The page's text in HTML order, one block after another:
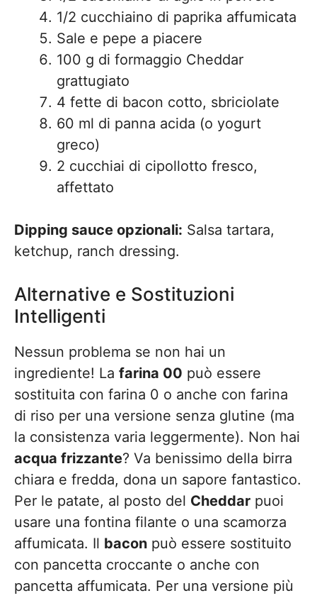
1/2 cucchiaino di paprika affumicata
Sale e pepe a piacere
100 g di formaggio Cheddar
grattugiato
4 fette di bacon cotto, sbriciolate
60 ml di panna acida (o yogurt
greco)
2 cucchiai di cipollotto fresco,
affettato
Dipping sauce opzionali: Salsa tartara,
ketchup, ranch dressing.
Alternative e Sostituzioni
Intelligenti
Nessun problema se non hai un
ingrediente! La farina 00 può essere
sostituita con farina 0 o anche con farina
di riso per una versione senza glutine (ma
la consistenza varia leggermente). Non hai
acqua frizzante? Va benissimo della birra
chiara e fredda, dona un sapore fantastico.
Per le patate, al posto del Cheddar puoi
usare una fontina filante o una scamorza
affumicata. Il bacon può essere sostituito
con pancetta croccante o anche con
pancetta affumicata. Per una versione più